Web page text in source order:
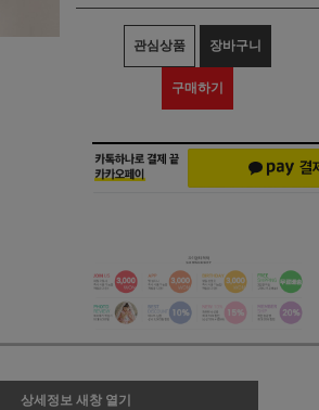
관심상품 장바구니
구매하기
상세정보 새창 열기